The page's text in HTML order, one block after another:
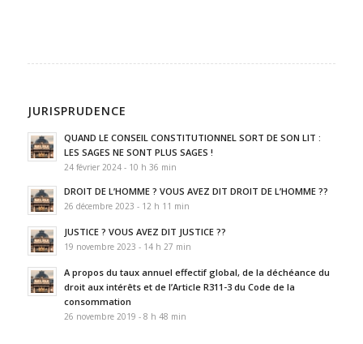
JURISPRUDENCE
QUAND LE CONSEIL CONSTITUTIONNEL SORT DE SON LIT :
LES SAGES NE SONT PLUS SAGES !
24 février 2024 - 10 h 36 min
DROIT DE L’HOMME ? VOUS AVEZ DIT DROIT DE L’HOMME ??
26 décembre 2023 - 12 h 11 min
JUSTICE ? VOUS AVEZ DIT JUSTICE ??
19 novembre 2023 - 14 h 27 min
A propos du taux annuel effectif global, de la déchéance du
droit aux intérêts et de l’Article R311-3 du Code de la
consommation
26 novembre 2019 - 8 h 48 min